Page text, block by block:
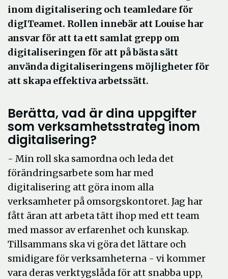
inom digitalisering och teamledare för
digITeamet. Rollen innebär att Louise har
ansvar för att ta ett samlat grepp om
digitaliseringen för att på bästa sätt
använda digitaliseringens möjligheter för
att skapa effektiva arbetssätt.
Berätta, vad är dina uppgifter
som verksamhetsstrateg inom
digitalisering?
- Min roll ska samordna och leda det
förändringsarbete som har med
digitalisering att göra inom alla
verksamheter på omsorgskontoret. Jag har
fått äran att arbeta tätt ihop med ett team
med massor av erfarenhet och kunskap.
Tillsammans ska vi göra det lättare och
smidigare för verksamheterna - vi kommer
vara deras verktygslåda för att snabba upp,